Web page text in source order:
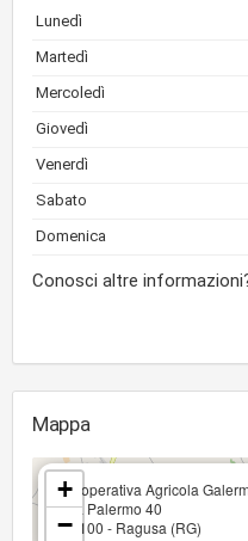
Lunedì
Martedì
Mercoledì
Giovedì
Venerdì
Sabato
Domenica
Conosci altre
Mappa
Cooperativa Agricola
Via Palermo 40
97100 - Ragusa (RG)
+
−